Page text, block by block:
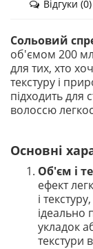
Відгуки (0)
Сольовий
об'ємом 200
для тих, хто
текстуру і
підходить для
волоссю
Основні
Об'єм і
ефект
і
ідеально
укладок
текстури